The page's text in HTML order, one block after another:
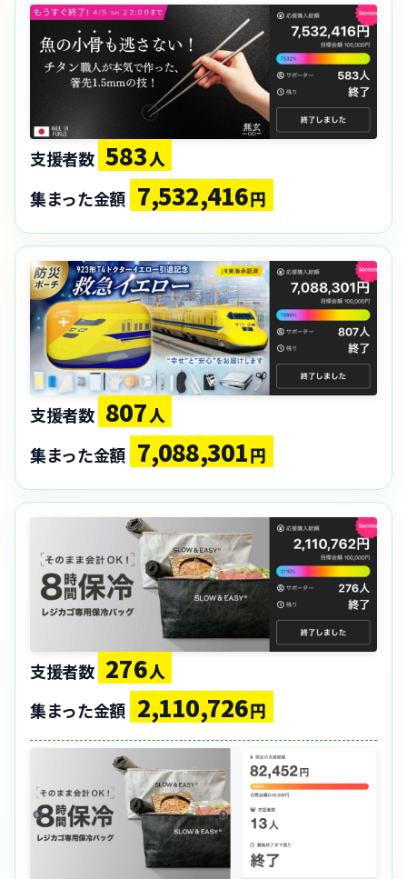
支援者数 583人
集まった金額 7,532,416円
支援者数 807人
集まった金額 7,088,301円
支援者数 276人
集まった金額 2,110,726円